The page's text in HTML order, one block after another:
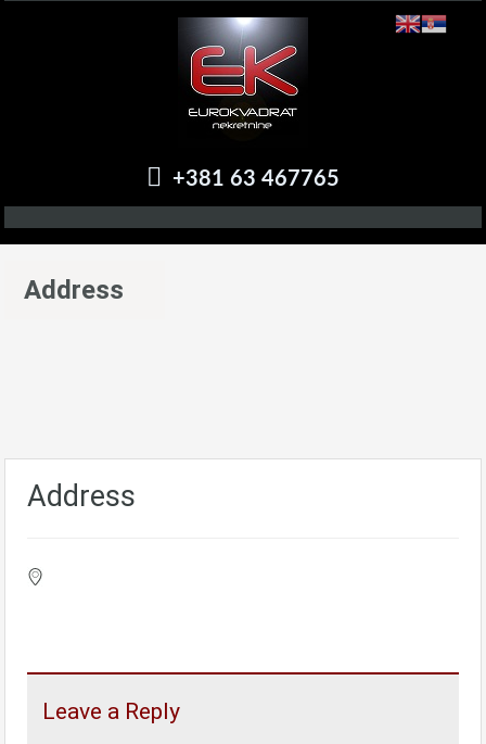
+381 63 467765
Address
Address
Leave a Reply